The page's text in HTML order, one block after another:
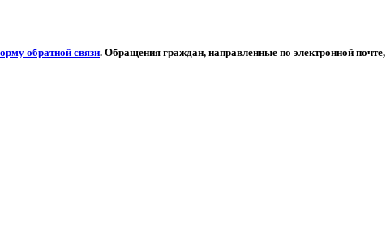
обратной связи. Обращения граждан, направленные по электронной почте,